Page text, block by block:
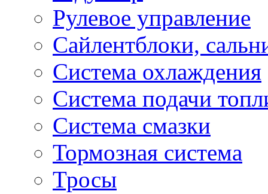
Рулевое управление
Сайлентблоки,
Система охлаждения
Система подачи
Система смазки
Тормозная система
Тросы